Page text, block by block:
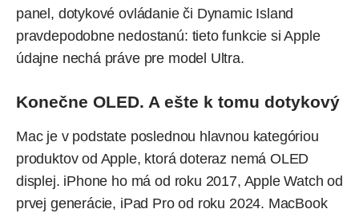
panel, dotykové ovládanieči Dynamic Island
pravdepodobne nedostanú: tieto funkcie si Apple
údajne nechá práve pre model Ultra.
Konečne OLED. A ešte k tomu dotykový
Mac je v podstate poslednou hlavnou kategóriou
produktov od Apple, ktorá doteraz nemá OLED
displej. iPhone ho má od roku 2017, Apple Watch od
prvej generácie, iPad Prood roku 2024. MacBook